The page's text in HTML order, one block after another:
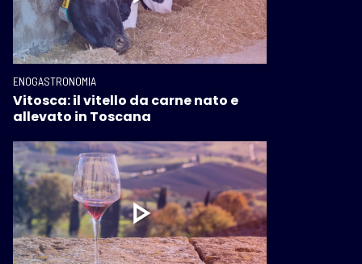
ENOGASTRONOMIA
Vitosca: il vitello da carne nato e
allevato in Toscana